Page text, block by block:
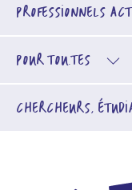
PROFESSIONNELS
POUR TOU.TES
CHERCHEURS,